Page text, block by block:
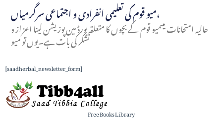
میو قوم کی تعلیمی انفرادی و اجتماعی سرگرمیاں،
حالیہ امتحانات میںمیو قوم کے بچوں کا متعلقہ بورڈ مین پوزیشن لینا اعزاز و
تشکر کی بات ہے۔یوں تو میو
[saadherbal_newsletter_form]
Free Books Library